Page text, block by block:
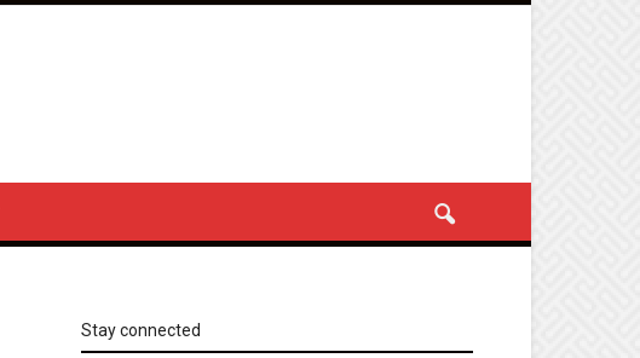
Stay connected